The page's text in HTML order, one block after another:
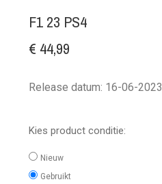
F1 23 PS4
€ 44,99
Release datum: 16-06-2023
Kies product conditie:
Nieuw
Gebruikt